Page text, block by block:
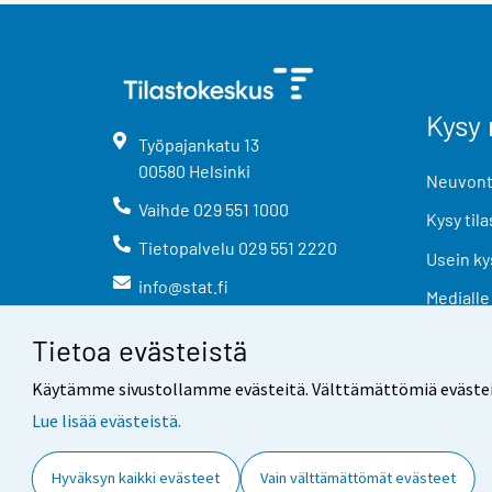
Tietoa evästeistä
Käytämme sivustollamme evästeitä. Välttämättömiä
Lue lisää evästeistä.
Hyväksyn kaikki evästeet Vain välttämättömät evästeet
Työpajankatu 13
00580 Helsinki
Vaihde 029 551 1000
Tietopalvelu 029 551 2220
info@stat.fi
Kysy
Usein
Medialle
Yhteystiedot Palaute